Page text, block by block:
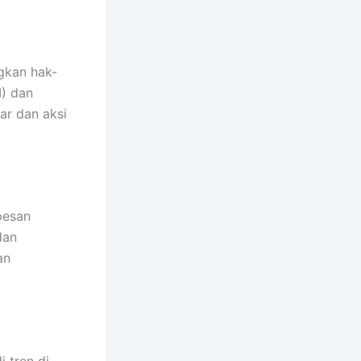
hak-
dan
dan aksi